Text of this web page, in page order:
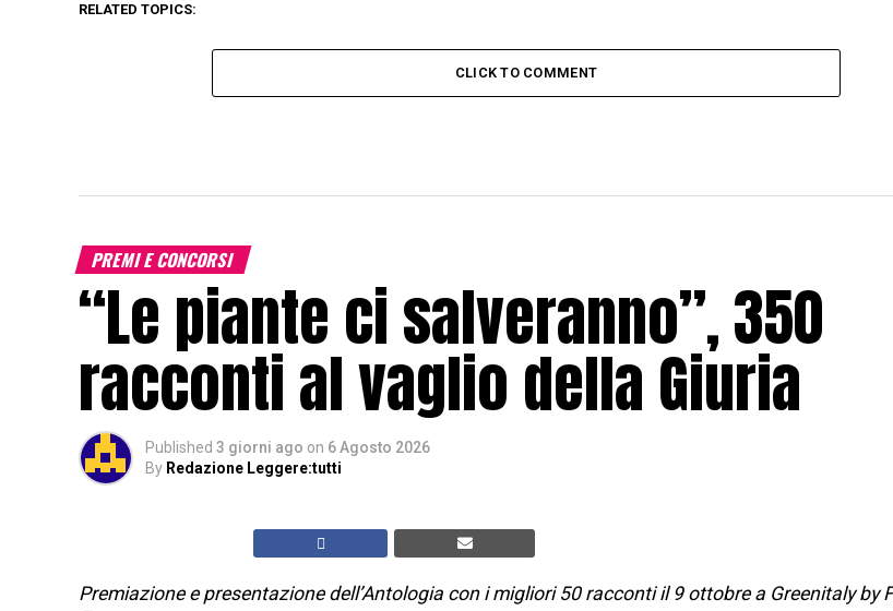
RELATED TOPICS:
CLICK TO COMMENT
PREMI E CONCORSI
“Le piante ci salveranno”, 350
racconti al vaglio della Giuria
Published 3 giorni ago on 6 Agosto 2026
By Redazione Leggere:tutti
Premiazione e presentazione dell’Antologia con i migliori 50 racconti il 9 ottobre a Greenitaly by